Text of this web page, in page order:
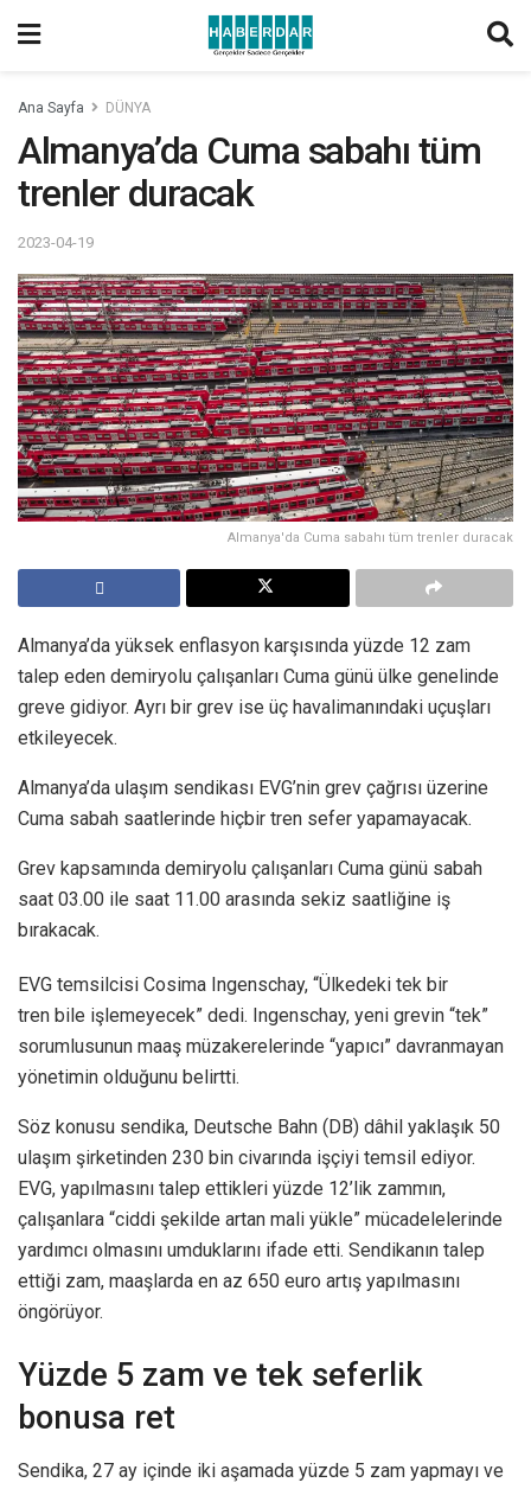
Ana Sayfa DÜNYA
Almanya’da Cuma sabahı tüm
trenler duracak
2023-04-19
Almanya'da Cuma sabahı tüm trenler duracak
Almanya’da yüksek enflasyon karşısında yüzde 12 zam
talep eden demiryolu çalışanları Cuma günü ülke genelinde
greve gidiyor. Ayrı bir grev ise üç havalimanındaki uçuşları
etkileyecek.
Almanya’da ulaşım sendikası EVG’nin grev çağrısı üzerine
Cuma sabah saatlerinde hiçbir tren sefer yapamayacak.
Grev kapsamında demiryolu çalışanları Cuma günü sabah
saat 03.00 ile saat 11.00 arasında sekiz saatliğine iş
bırakacak.
EVG temsilcisi Cosima Ingenschay, “Ülkedeki tek bir
tren bile işlemeyecek” dedi. Ingenschay, yeni grevin “tek”
sorumlusunun maaş müzakerelerinde “yapıcı” davranmayan
yönetimin olduğunu belirtti.
Söz konusu sendika, Deutsche Bahn (DB) dâhil yaklaşık 50
ulaşım şirketinden 230 bin civarında işçiyi temsil ediyor.
EVG, yapılmasını talep ettikleri yüzde 12’lik zammın,
çalışanlara “ciddi şekilde artan mali yükle” mücadelelerinde
yardımcı olmasını umduklarını ifade etti. Sendikanın talep
ettiği zam, maaşlarda en az 650 euro artış yapılmasını
öngörüyor.
Yüzde 5 zam ve tek seferlik
bonusa ret
Sendika, 27 ay içinde iki aşamada yüzde 5 zam yapmayı ve